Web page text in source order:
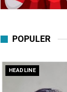
POPULER
HEADLINE